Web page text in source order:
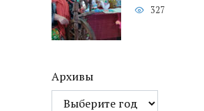
327
Архивы